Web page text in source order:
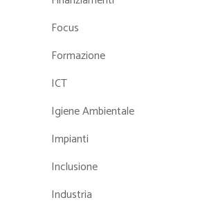
Focus
Formazione
ICT
Igiene Ambientale
Impianti
Inclusione
Industria